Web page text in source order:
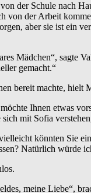
der Schule nach
von der Arbeit
aber sie ist ein
Mädchen“, sagte
gemacht.“
bereit machte, hielt
Ihnen etwas
mit Sofia
könnten Sie
Natürlich würde
meine Liebe“,